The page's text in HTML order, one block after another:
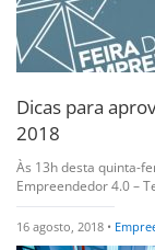
Dicas para
2018
Às 13h desta quinta-
Empreendedor 4.0 –
16 agosto, 2018 •